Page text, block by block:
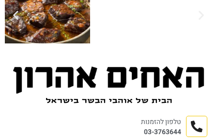
טלפון להזמנות
03-3763644